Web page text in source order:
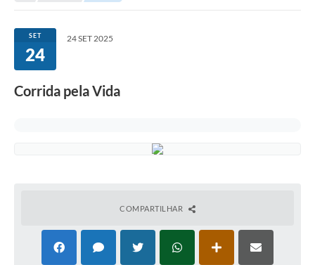
SET
24
24 SET 2025
Corrida pela Vida
COMPARTILHAR